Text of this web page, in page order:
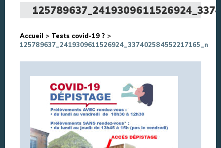
Accueil > Tests covid-19 ? >
125789637_2419309611526924_337402584552217165_n